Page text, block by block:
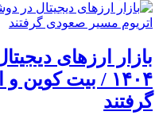
۱۴۰۴ / بیت
گرفتند